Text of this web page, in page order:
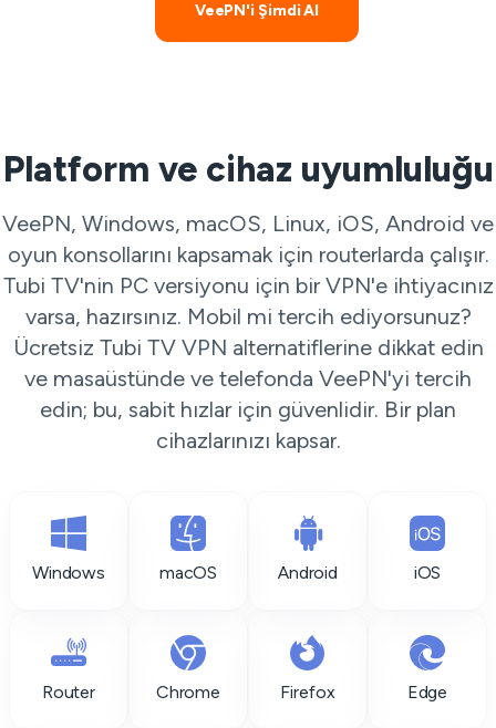
VeePN'i Şimdi Al
Platform ve cihaz uyumluluğu
VeePN, Windows, macOS, Linux, iOS, Android ve
oyun konsollarını kapsamak için routerlarda çalışır.
Tubi TV'nin PC versiyonu için bir VPN'e ihtiyacınız
varsa, hazırsınız. Mobil mi tercih ediyorsunuz?
Ücretsiz Tubi TV VPN alternatiflerine dikkat edin
ve masaüstünde ve telefonda VeePN'yi tercih
edin; bu, sabit hızlar için güvenlidir. Bir plan
cihazlarınızı kapsar.
Windows macOS Android iOS
Router Chrome Firefox Edge